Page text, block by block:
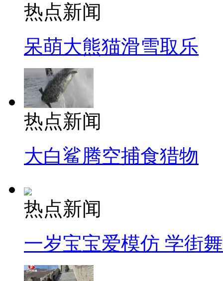
热点新闻
呆萌大熊猫滑雪取乐
热点新闻
大白鲨腾空捕食猎物
热点新闻
一岁宝宝爱模仿 学街